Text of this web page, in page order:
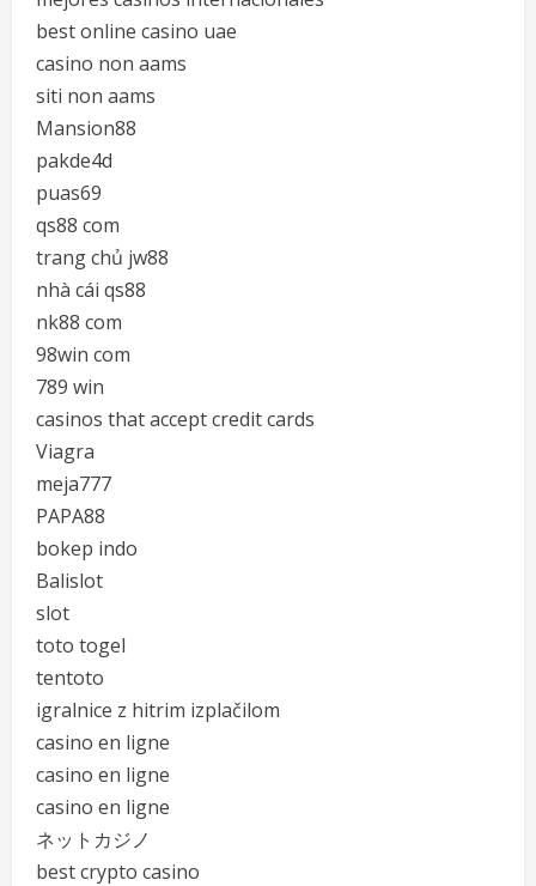
best online casino uae
casino non aams
siti non aams
Mansion88
pakde4d
puas69
qs88 com
trang chủ jw88
nhà cái qs88
nk88 com
98win com
789 win
casinos that accept credit cards
Viagra
meja777
PAPA88
bokep indo
Balislot
slot
toto togel
tentoto
igralnice z hitrim izplačilom
casino en ligne
casino en ligne
casino en ligne
ネットカジノ
best crypto casino